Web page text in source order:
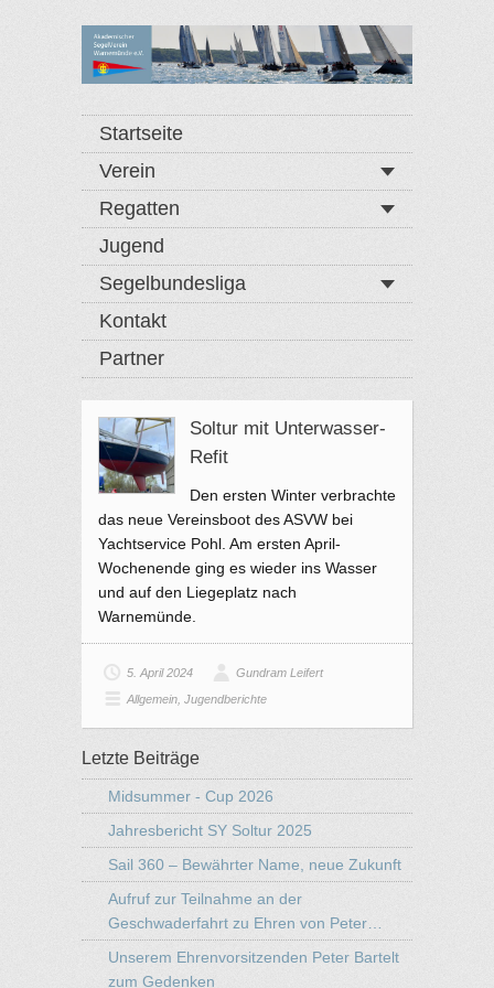
Startseite
Verein
Regatten
Jugend
Segelbundesliga
Kontakt
Partner
Soltur mit Unterwasser-
Refit
Den ersten Winter verbrachte
das neue Vereinsboot des ASVW bei
Yachtservice Pohl. Am ersten April-
Wochenende ging es wieder ins Wasser
und auf den Liegeplatz nach
Warnemünde.
5. April 2024
Gundram Leifert
Allgemein Jugendberichte
Letzte Beiträge
Midsummer - Cup 2026
Jahresbericht SY Soltur 2025
Sail 360 – Bewährter Name, neue Zukunft
Aufruf zur Teilnahme an der
Geschwaderfahrt zu Ehren von Peter…
Unserem Ehrenvorsitzenden Peter Bartelt
zum Gedenken